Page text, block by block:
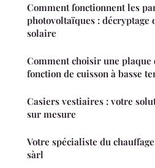
Comment fonctionnent les
photovoltaïques : décryptage
solaire
Comment choisir une plaque
fonction de cuisson à basse
Casiers vestiaires : votre
sur mesure
Votre spécialiste du
sàrl